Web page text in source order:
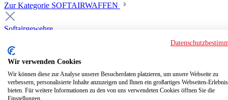
Zur Kategorie SOFTAIRWAFFEN
Softairgewehre
Deluxe Custom Guns ab 18
Softair elektrisch ab 18
Softair elektrisch ab 14
Softair gasbetrieben ab 18
Softair HPA Luftdruck ab 18
Historische Softairwaffen
Wir verwenden Cookies
Wir können diese zur Analyse unserer Besucherdaten platzieren, um unsere Webseite zu
verbessern, personalisierte Inhalte anzuzeigen und Ihnen ein großartiges Webseiten-
bieten. Für weitere Informationen zu den von uns verwendeten Cookies öffnen Sie die
Einstellungen.